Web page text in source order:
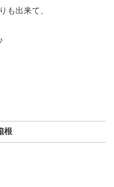
も出来て、
根